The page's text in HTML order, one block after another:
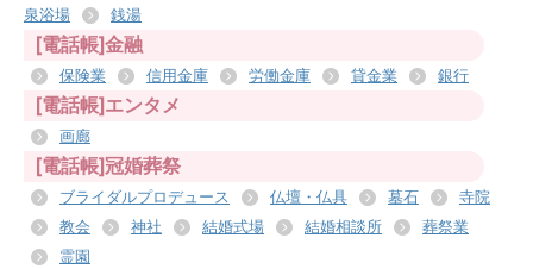
泉浴場
銭湯
[電話帳]金融
保険業 信用金庫 労働金庫 貸金業 銀行
[電話帳]エンタメ
画廊
[電話帳]冠婚葬祭
ブライダルプロデュース 仏壇・仏具 墓石
寺院
教会
神社 結婚式場 結婚相談所
葬祭業
霊園